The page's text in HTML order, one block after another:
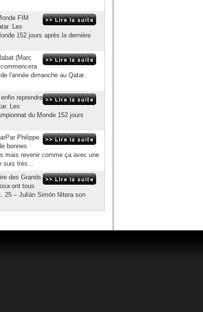
FIM
Les
152 jours après la dernière
(Marc
l'année dimanche au Qatar.
reprendre
Les
du Monde 152 jours
Philippe
bonnes
mais revenir comme ça avec une
suis très...
des Grands
ont tous
25 – Julián Simón fêtera son